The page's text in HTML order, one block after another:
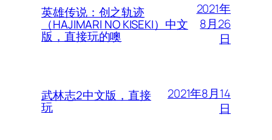
英雄传说：创之轨迹
（HAJIMARI NO KISEKI）中文
版，直接玩的噢
2021年
8月26
日
武林志2中文版，直接
玩
2021年8月14
日